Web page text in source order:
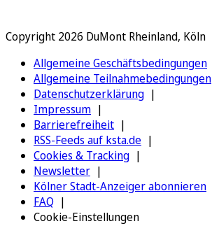
Copyright 2026 DuMont Rheinland, Köln
Allgemeine Geschäftsbedingungen
Allgemeine Teilnahmebedingungen
Datenschutzerklärung
Impressum
Barrierefreiheit
RSS-Feeds auf ksta.de
Cookies & Tracking
Newsletter
Kölner Stadt-Anzeiger abonnieren
FAQ
Cookie-Einstellungen